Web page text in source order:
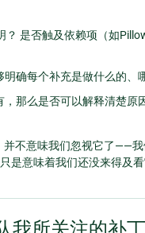
？ 是否触及依赖项（如
确每个补充是做什么的、
那么是否可以解释清楚
不意味我们忽视它了——
是意味着我们还没来得及看